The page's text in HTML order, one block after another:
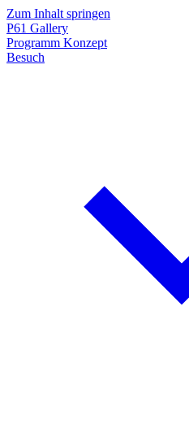
Zum Inhalt springen
P61 Gallery
Programm Konzept
Besuch